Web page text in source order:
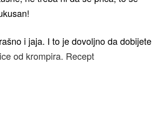
i jaja. I to je dovoljno da dobijete
od krompira. Recept